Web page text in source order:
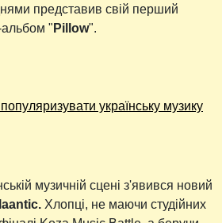
представив свій перший
альбом " Pillow".
українську музику
музичній сцені з'явився новий
Хлопці, не маючи студійних